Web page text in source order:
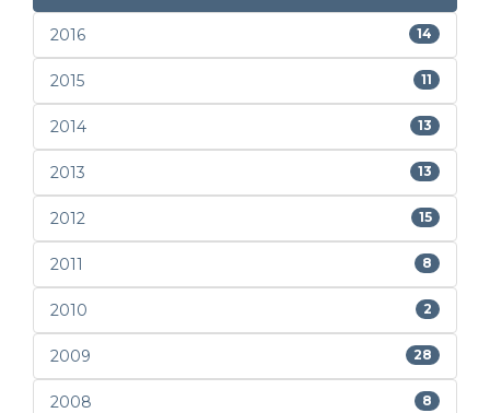
2016 14
2015 11
2014 13
2013 13
2012 15
2011 8
2010 2
2009 28
2008 8